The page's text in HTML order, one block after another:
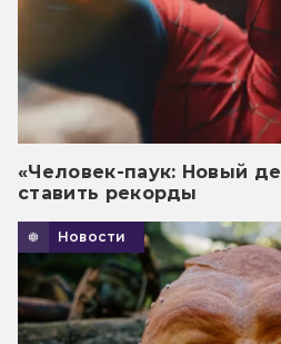
«Человек-паук: Новый
ставить рекорды
Новости